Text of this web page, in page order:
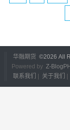
华融期货 ©2026 All
Powered by Z-
联系我们
| 关于我们 |